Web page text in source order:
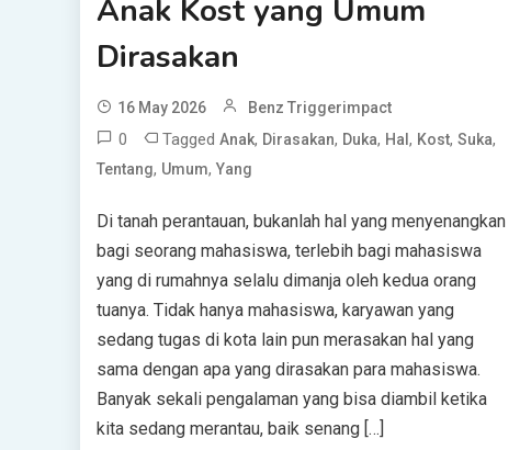
Anak Kost yang Umum
Dirasakan
16 May 2026 Benz Triggerimpact
0 Tagged Anak, Dirasakan, Duka, Hal , Kost, Suka,
Tentang, Umum, Yang
Di tanah perantauan, bukanlah hal yang menyenangkan
bagi seorang mahasiswa, terlebih bagi mahasiswa
yang di rumahnya selalu dimanja oleh kedua orang
tuanya. Tidak hanya mahasiswa, karyawan yang
sedang tugas di kota lain pun merasakan hal yang
sama dengan apa yang dirasakan para mahasiswa.
Banyak sekali pengalaman yang bisa diambil ketika
kita sedang merantau, baik senang […]